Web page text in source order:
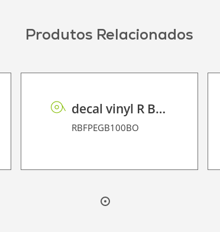
Produtos Relacionados
decal vinyl R BF PE GB 100 BO
RBFPEGB100BO